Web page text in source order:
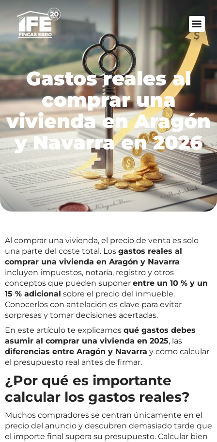
Gastos reales al
comprar una
vivienda en Aragón
y Navarra en 2026
Al comprar una vivienda, el precio de venta es solo
una parte del coste total. Los gastos reales al
comprar una vivienda en Aragón y Navarra
incluyen impuestos, notaría, registro y otros
conceptos que pueden suponer entre un 10 % y un
15 % adicional sobre el precio del inmueble.
Conocerlos con antelación es clave para evitar
sorpresas y tomar decisiones acertadas.
En este artículo te explicamos qué gastos debes
asumir al comprar una vivienda en 2025, las
diferencias entre Aragón y Navarra y cómo calcular
el presupuesto real antes de firmar.
¿Por qué es importante
calcular los gastos reales?
Muchos compradores se centran únicamente en el
precio del anuncio y descubren demasiado tarde que
el importe final supera su presupuesto. Calcular bien